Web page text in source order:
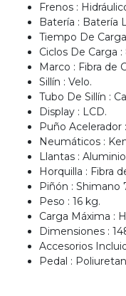
JUGAR
Frenos :
Batería : Batería
Tiempo De
Ciclos De Carga
Marco : Fibra de
Sillín : Velo.
Tubo De Sillín :
Display : LCD.
Puño Acelerador
Neumáticos :
Llantas :
Horquilla : Fibra
Piñón : Shimano
Peso : 16 kg.
Carga Máxima :
Dimensiones :
Accesorios
Pedal :